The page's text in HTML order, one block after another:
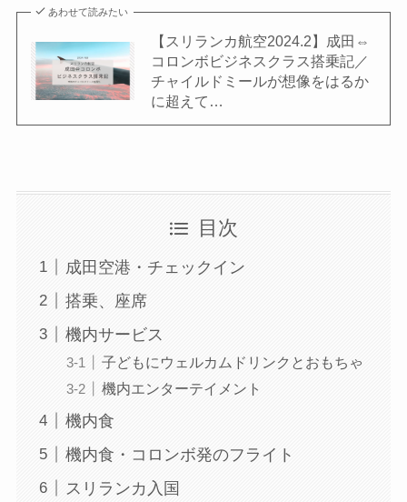
あわせて読みたい
【スリランカ航空2024.2】成田⇔
コロンボビジネスクラス搭乗記／
チャイルドミールが想像をはるか
に超えて…
目次
成田空港・チェックイン
搭乗、座席
機内サービス
子どもにウェルカムドリンクとおもちゃ
機内エンターテイメント
機内食
機内食・コロンボ発のフライト
スリランカ入国